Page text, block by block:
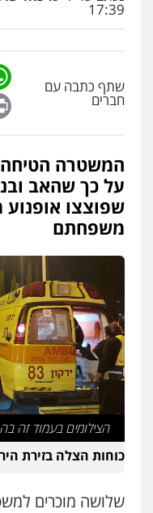
עו"ד
מנשה,
פלילי
עורכי
עו"ד
קטינים
עו"ד
פלילי
חמורה
עו"ד
משפט
וחקירות
17:39
שתף כתבה עם
חברים
המשטרה הטיחה
על כך שהאב
שפוצצו
משפחתם
הצילומים בעמוד זה בהתאם לסעיף
כוחות הצלה בזירת
שלושה מוכרים